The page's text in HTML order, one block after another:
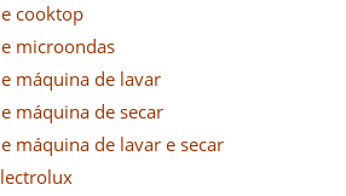
cooktop
microondas
máquina de lavar
máquina de secar
máquina de lavar e secar